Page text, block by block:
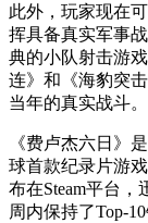
此外，玩家现在
挥具备真实军事
典的小队射击游
连》和《海豹突
当年的真实战斗。
《费卢杰六日》
球首款纪录片游
布在Steam平台
周内保持了Top-